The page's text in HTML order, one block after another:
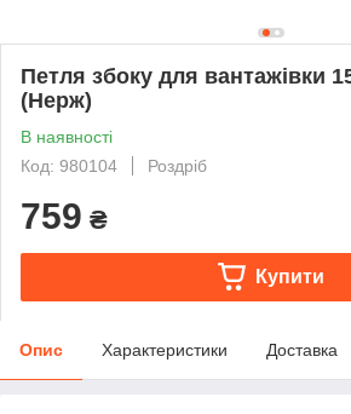
Петля збоку для вантажівки
(Нерж)
В наявності
Код: 980104
Роздріб
759 ₴
Купити
Опис Характеристики Доставка